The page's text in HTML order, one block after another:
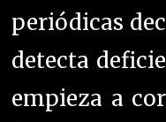
periódicas
detecta
empieza a